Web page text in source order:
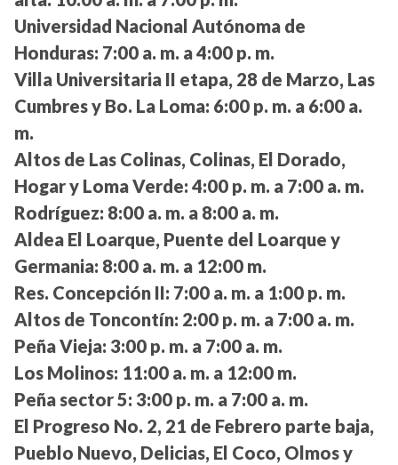
Universidad Nacional Autónoma de
Honduras: 7:00 a. m. a 4:00 p. m.
Villa Universitaria II etapa, 28 de Marzo, Las
Cumbres y Bo. La Loma: 6:00 p. m. a 6:00 a.
m.
Altos de Las Colinas, Colinas, El Dorado,
Hogar y Loma Verde: 4:00 p. m. a 7:00 a. m.
Rodríguez: 8:00 a. m. a 8:00 a. m.
Aldea El Loarque, Puente del Loarque y
Germania: 8:00 a. m. a 12:00 m.
Res. Concepción II: 7:00 a. m. a 1:00 p. m.
Altos de Toncontín: 2:00 p. m. a 7:00 a. m.
Peña Vieja: 3:00 p. m. a 7:00 a. m.
Los Molinos: 11:00 a. m. a 12:00 m.
Peña sector 5: 3:00 p. m. a 7:00 a. m.
El Progreso No. 2, 21 de Febrero parte baja,
Pueblo Nuevo, Delicias, El Coco, Olmos y